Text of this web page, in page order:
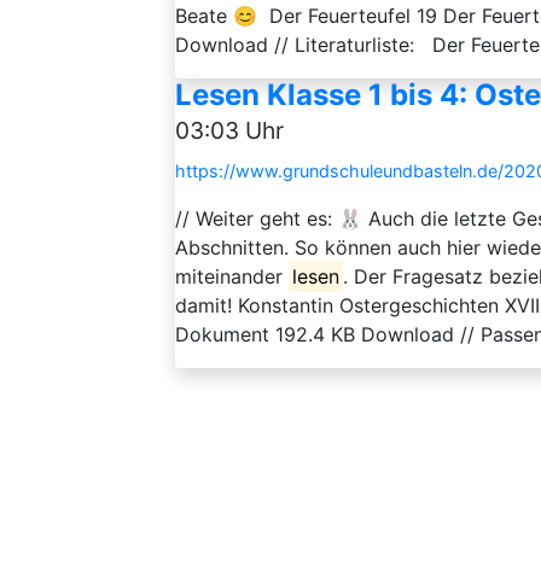
Beate 😊 Der Feuerteufel 19 Der
Download // Literaturliste: Der
Lesen Klasse 1 bis 4:
03:03 Uhr
https://www.grundschuleundbasteln.de/
// Weiter geht es: 🐰 Auch die letzte
Abschnitten. So können auch hier
miteinander lesen . Der Fragesatz
damit! Konstantin Ostergeschichten
Dokument 192.4 KB Download //